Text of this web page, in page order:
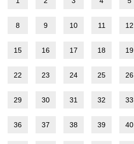
8 9 10 11 12
15 16 17 18 19
22 23 24 25 26
29 30 31 32 33
36 37 38 39 40